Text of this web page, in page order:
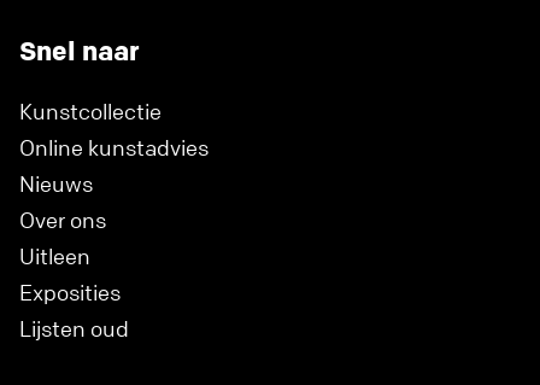
Snel naar
Kunstcollectie
Online kunstadvies
Nieuws
Over ons
Uitleen
Exposities
Lijsten oud